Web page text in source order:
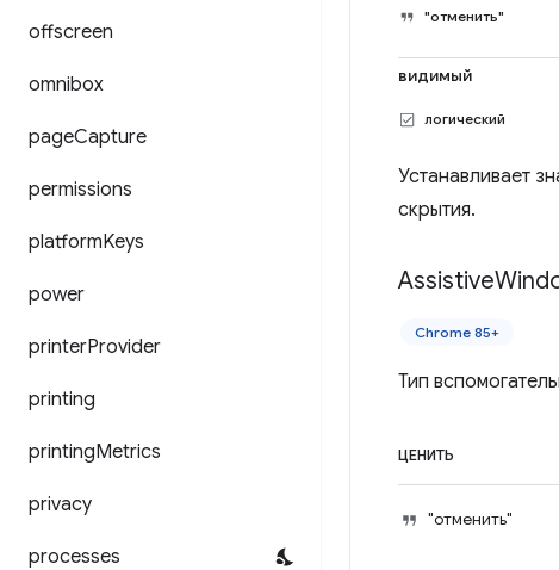
offscreen
omnibox
pageCapture
permissions
platformKeys
power
printerProvider
printing
printingMetrics
privacy
processes
"отменить"
видимый
логический
Устанавливает
скрытия.
Assistive
Chrome 85+
Тип
ЦЕНИТЬ
"отменить"